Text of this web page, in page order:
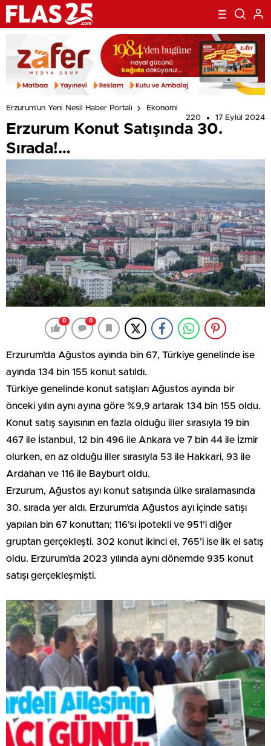
Erzurum'un Yeni Nesil Haber Portalı
Ekonomi
220
17 Eylül 2024
Erzurum Konut Satışında 30.
Sırada!…
0 0
Erzurum’da Ağustos ayında bin 67, Türkiye genelinde ise
ayında 134 bin 155 konut satıldı.
Türkiye genelinde konut satışları Ağustos ayında bir
önceki yılın aynı ayına göre %9,9 artarak 134 bin 155 oldu.
Konut satış sayısının en fazla olduğu iller sırasıyla 19 bin
467 ile İstanbul, 12 bin 496 ile Ankara ve 7 bin 44 ile İzmir
olurken, en az olduğu iller sırasıyla 53 ile Hakkari, 93 ile
Ardahan ve 116 ile Bayburt oldu.
Erzurum, Ağustos ayı konut satışında ülke sıralamasında
30. sırada yer aldı. Erzurum’da Ağustos ayı içinde satışı
yapılan bin 67 konuttan; 116’sı ipotekli ve 951’i diğer
gruptan gerçekleşti. 302 konut ikinci el, 765’i ise ilk el satış
oldu. Erzurum’da 2023 yılında aynı dönemde 935 konut
satışı gerçekleşmişti.